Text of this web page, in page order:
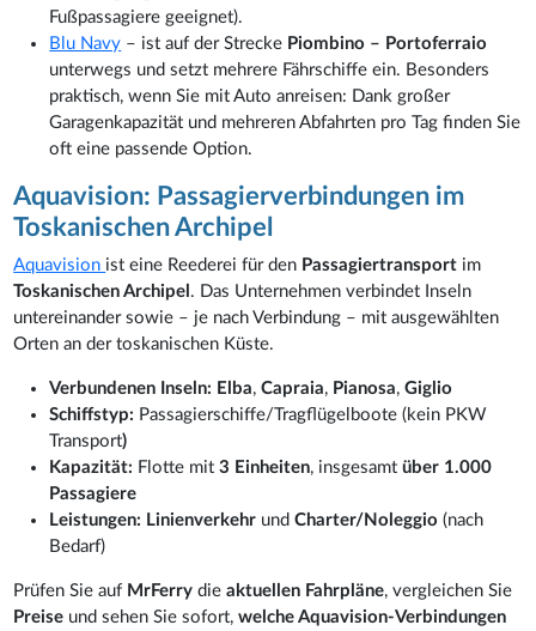
Fußpassagiere geeignet).
Blu Navy – ist auf der Strecke Piombino – Portoferraio
unterwegs und setzt mehrere Fährschiffe ein. Besonders
praktisch, wenn Sie mit Auto anreisen: Dank großer
Garagenkapazität und mehreren Abfahrten pro Tag finden Sie
oft eine passende Option.
Aquavision: Passagierverbindungen im
Toskanischen Archipel
Aquavision ist eine Reederei für den Passagiertransport im
Toskanischen Archipel . Das Unternehmen verbindet Inseln
untereinander sowie – je nach Verbindung – mit ausgewählten
Orten an der toskanischen Küste.
Verbundenen Inseln: Elba,Capraia, Pianosa,Giglio
Schiffstyp: Passagierschiffe/Tragflügelboote (kein PKW
Transport)
Kapazität: Flotte mit3 Einheiten, insgesamtüber 1.000
Passagiere
Leistungen: Linienverkehr undCharter/Noleggio (nach
Bedarf)
Prüfen Sie auf MrFerry dieaktuellen Fahrpläne, vergleichen Sie
Preise und sehen Sie sofort,welche Aquavision-Verbindungen